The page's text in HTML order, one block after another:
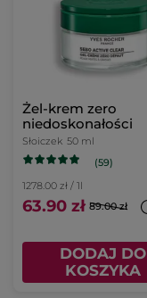
Żel-krem zero
niedoskonałości
Słoiczek 50 ml
(59)
1278.00 zł / 1l
63.90 zł 89.00 zł
DODAJ DO
KOSZYKA